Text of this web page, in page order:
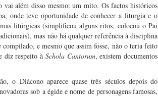
vai além disso mesmo: um mito. Os factos históricos
onde teve oportunidade de conhecer a liturgia e o
litúrgicas (simplificou alguns ritos, colocou o Pai
mas não há qualquer referência à disciplina
e mesmo que assim fosse, não o teria feito
diz respeito à Schola Cantorum, existem documentos
o Diácono aparece quase três séculos depois do
sob a égide e nome de personagens famosas,